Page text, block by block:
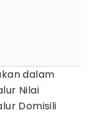
dalam
Nilai
Domisili